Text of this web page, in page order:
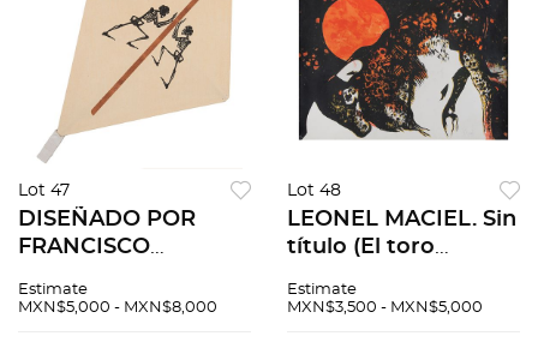
Lot 47
DISEÑADO POR
FRANCISCO
Sin firma. Esténcil y
Estimate
MXN$5,000 - MXN$8,000
Lot 48
LEONEL MACIEL. Sin
título (El toro
luna), de la carpeta,
Estimate
MXN$3,500 - MXN$5,000